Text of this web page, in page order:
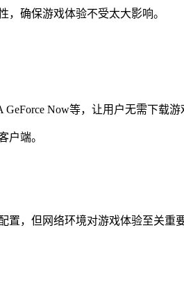
，确保游戏体验不受太大影响。
Now等，让用户无需下载
户端。
，但网络环境对游戏体验至关重要